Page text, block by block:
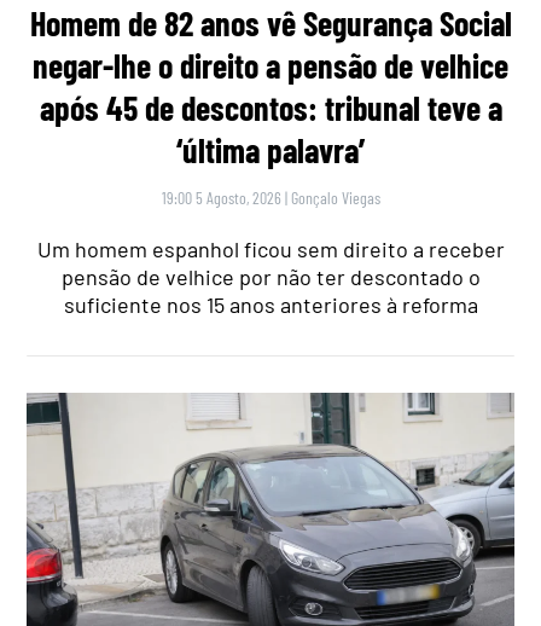
Homem de 82 anos vê Segurança Social
negar-lhe o direito a pensão de velhice
após 45 de descontos: tribunal teve a
‘última palavra’
19:00 5 Agosto, 2026 | Gonçalo Viegas
Um homem espanhol ficou sem direito a receber
pensão de velhice por não ter descontado o
suficiente nos 15 anos anteriores à reforma